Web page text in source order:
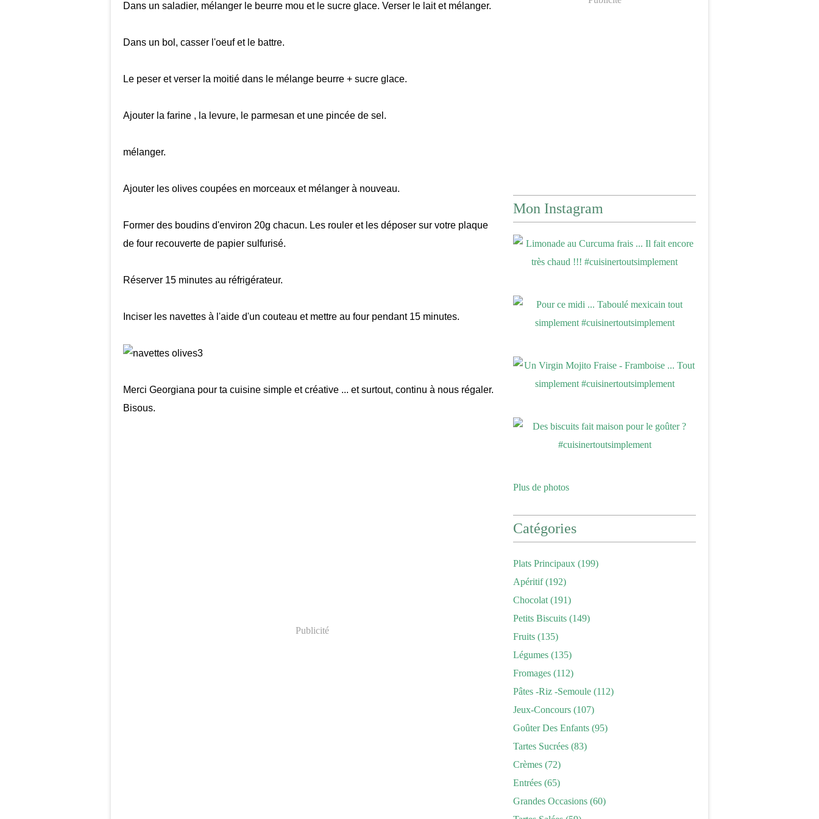
Dans un saladier, mélanger le beurre mou et le sucre glace. Verser le lait et mélanger.
Dans un bol, casser l'oeuf et le battre.
Le peser et verser la moitié dans le mélange beurre + sucre glace.
Ajouter la farine , la levure, le parmesan et une pincée de sel.
mélanger.
Ajouter les olives coupées en morceaux et mélanger à nouveau.
Former des boudins d'environ 20g chacun. Les rouler et les déposer sur votre plaque
de four recouverte de papier sulfurisé.
Réserver 15 minutes au réfrigérateur.
Inciser les navettes à l'aide d'un couteau et mettre au four pendant 15 minutes.
Merci Georgiana pour ta cuisine simple et créative ... et surtout, continu à nous régaler.
Bisous.
Publicité
Mon Instagram
Plus de photos
Catégories
Plats Principaux (199)
Apéritif(192)
Chocolat (191)
Petits Biscuits (149)
Fruits (135)
Légumes (135)
Fromages (112)
Pâtes -riz -semoule (112)
Jeux-Concours (107)
Goûter Des Enfants (95)
Tartes Sucrées (83)
Crèmes (72)
Entrées (65)
Grandes Occasions (60)